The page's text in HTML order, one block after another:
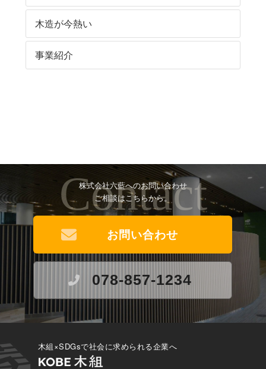
木造が今熱い
事業紹介
Contact
株式会社六藍へのお問い合わせ
ご相談はこちらから。
お問い合わせ
078-857-1234
木組×SDGsで社会に求められる企業へ